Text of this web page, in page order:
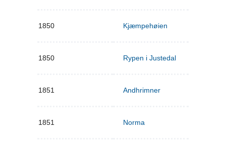
1850 Kjæmpehøien
1850 Rypen i Justedal
1851 Andhrimner
1851 Norma